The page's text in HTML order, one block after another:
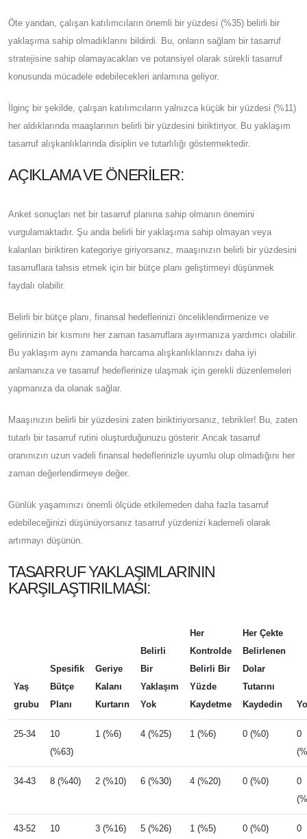
Öte yandan, çalışan katılımcıların önemli bir yüzdesi (%35) belirli bir
yaklaşıma sahip olmadıklarını bildirdi. Bu, onların sağlam bir tasarruf
stratejisine sahip olamayacakları ve potansiyel olarak sürekli tasarruf
konusunda mücadele edebilecekleri anlamına geliyor.
İlginç bir şekilde, çalışan katılımcıların yalnızca küçük bir yüzdesi (%11)
her aldıklarında maaşlarının belirli bir yüzdesini biriktiriyor. Bu yaklaşım
tasarruf alışkanlıklarında disiplin ve tutarlılığı göstermektedir.
AÇIKLAMA VE ÖNERILER:
Anket sonuçları net bir tasarruf planına sahip olmanın önemini
vurgulamaktadır. Şu anda belirli bir yaklaşıma sahip olmayan veya
kalanları biriktiren kategoriye giriyorsanız, maaşınızın belirli bir yüzdesini
tasarruflara tahsis etmek için bir bütçe planı geliştirmeyi düşünmek
faydalı olabilir.
Belirli bir bütçe planı, finansal hedeflerinizi önceliklendirmenize ve
gelirinizin bir kısmını her zaman tasarruflara ayırmanıza yardımcı olabilir.
Bu yaklaşım aynı zamanda harcama alışkanlıklarınızı daha iyi
anlamanıza ve tasarruf hedeflerinize ulaşmak için gerekli düzenlemeleri
yapmanıza da olanak sağlar.
Maaşınızın belirli bir yüzdesini zaten biriktiriyorsanız, tebrikler! Bu, zaten
tutarlı bir tasarruf rutini oluşturduğunuzu gösterir. Ancak tasarruf
oranınızın uzun vadeli finansal hedeflerinizle uyumlu olup olmadığını her
zaman değerlendirmeye değer.
Günlük yaşamınızı önemli ölçüde etkilemeden daha fazla tasarruf
edebileceğinizi düşünüyorsanız tasarruf yüzdenizi kademeli olarak
artırmayı düşünün.
TASARRUF YAKLAŞIMLARININ
KARŞILAŞTIRILMASI:
Yaş
grubu
Spesifik
Bütçe
Planı
Geriye
Kalanı
Kurtarın
Belirli
Bir
Yaklaşım
Yok
Her
Kontrolde
Belirli Bir
Yüzde
Kaydetme
Her Çekte
Belirlenen
Dolar
Tutarını
Kaydedin
25-34
10
(%63)
1 (%6) 4 (%25) 1 (%6) 0 (%0)
0
34-43 8 (%40) 2 (%10) 6 (%30) 4 (%20) 0 (%0)
0
43-52
10
3 (%16) 5 (%26) 1 (%5) 0 (%0)
0